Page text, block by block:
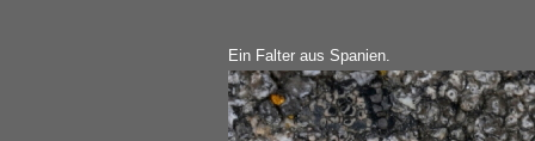
Ein Falter aus Spanien.